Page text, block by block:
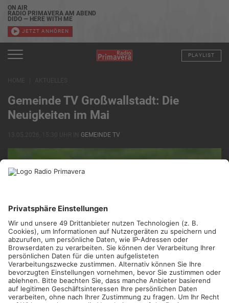
ON AIR
RADIO PRIMAVERA AM ABEND
DIDO — HERE WITH ME
JETZT ANHÖREN
PLAYLIST
Gemeinde TV Großwallstadt: Die
Neuigkeiten im Mai
GEMEINDE TV